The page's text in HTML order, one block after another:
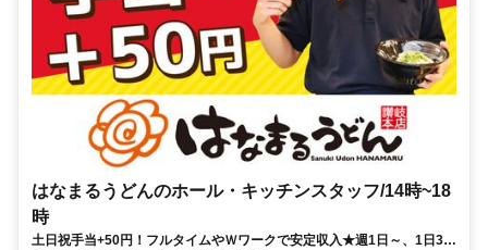
はなまるうどんのホール・キッチンスタッフ/14時~18
時
土日祝手当+50円！フルタイムやＷワークで安定収入★週1日～、1日3h